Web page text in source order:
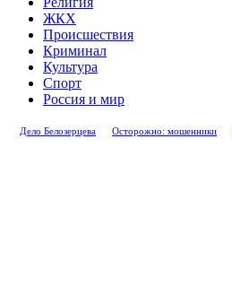
ЖКХ
Происшествия
Криминал
Культура
Спорт
Россия и мир
Дело Белозерцева Осторожно: мошенники